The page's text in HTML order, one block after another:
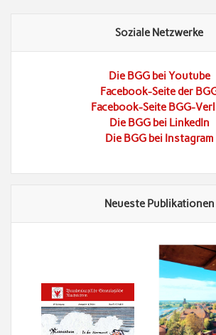
Soziale Netzwerke
Die BGG bei Youtube
Facebook-Seite der
Facebook-Seite BGG-
Die BGG bei LinkedIn
Die BGG bei Instagram
Neueste Publikationen